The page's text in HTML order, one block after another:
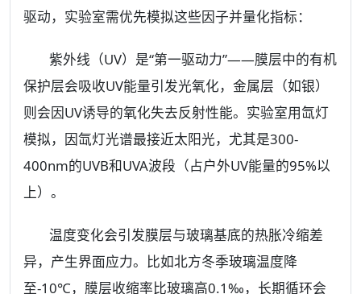
驱动，实验室需优先模拟这些因子并量化指标：
紫外线（UV）是“第一驱动力”——膜层中的有机
保护层会吸收UV能量引发光氧化，金属层（如银）
则会因UV诱导的氧化失去反射性能。实验室用氙灯
模拟，因氙灯光谱最接近太阳光，尤其是300-
400nm的UVB和UVA波段（占户外UV能量的95%以
上）。
温度变化会引发膜层与玻璃基底的热胀冷缩差
异，产生界面应力。比如北方冬季玻璃温度降
至-10℃，膜层收缩率比玻璃高0.1‰，长期循环会